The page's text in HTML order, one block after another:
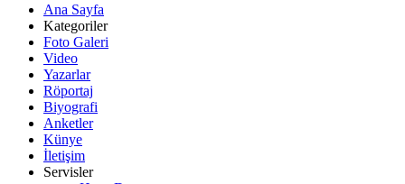
Ana Sayfa
Kategoriler
Foto Galeri
Video
Yazarlar
Röportaj
Biyografi
Anketler
Künye
İletişim
Servisler